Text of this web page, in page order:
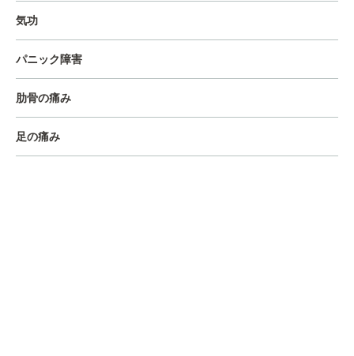
気功
パニック障害
肋骨の痛み
足の痛み